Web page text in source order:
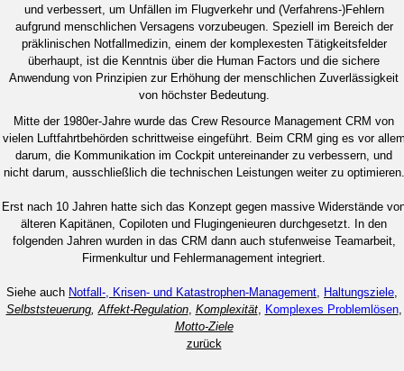
und verbessert, um Unfällen im Flugverkehr und (Verfahrens-)Fehlern
aufgrund menschlichen Versagens vorzubeugen. Speziell im Bereich der
präklinischen Notfallmedizin, einem der komplexesten Tätigkeitsfelder
überhaupt, ist die Kenntnis über die Human Factors und die sichere
Anwendung von Prinzipien zur Erhöhung der menschlichen Zuverlässigkeit
von höchster Bedeutung.
Mitte der 1980er-Jahre wurde das Crew Resource Management CRM von
vielen Luftfahrtbehörden schrittweise eingeführt. Beim CRM ging es vor
darum, die Kommunikation im Cockpit untereinander zu verbessern, und
nicht darum, ausschließlich die technischen Leistungen weiter zu optimieren.
Erst nach 10 Jahren hatte sich das Konzept gegen massive Widerstände
älteren Kapitänen, Copiloten und Flugingenieuren durchgesetzt. In den
folgenden Jahren wurden in das CRM dann auch stufenweise Teamarbeit,
Firmenkultur und Fehlermanagement integriert.
Siehe auch Notfall-, Krisen- und Katastrophen-Management Haltungsziele
Selbststeuerung, Affekt-Regulation, Komplexität, Komplexes Problemlösen,
Motto-Ziele
zurück